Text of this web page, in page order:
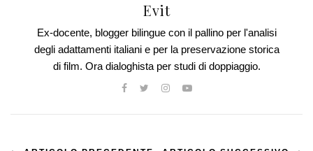
Evit
Ex-docente, blogger bilingue con il pallino per l'analisi
degli adattamenti italiani e per la preservazione storica
di film. Ora dialoghista per studi di doppiaggio.